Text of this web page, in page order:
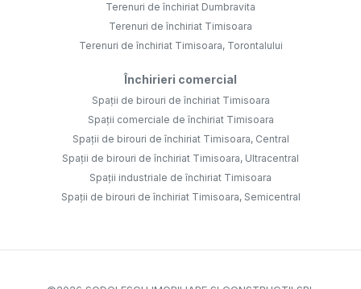
Terenuri de închiriat Dumbravita
Terenuri de închiriat Timisoara
Terenuri de închiriat Timisoara, Torontalului
Închirieri comercial
Spații de birouri de închiriat Timisoara
Spații comerciale de închiriat Timisoara
Spații de birouri de închiriat Timisoara, Central
Spații de birouri de închiriat Timisoara, Ultracentral
Spații industriale de închiriat Timisoara
Spații de birouri de închiriat Timisoara, Semicentral